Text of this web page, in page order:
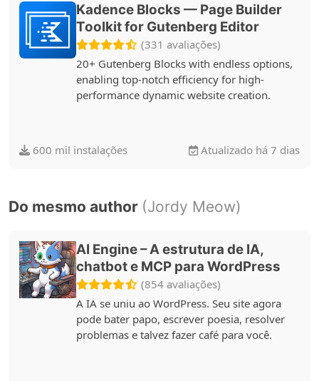
Kadence Blocks — Page Builder
Toolkit for Gutenberg Editor
(331 avaliações)
20+ Gutenberg Blocks with endless options,
enabling top-notch efficiency for high-
performance dynamic website creation.
600 mil instalações Atualizado há 7 dias
Do mesmo author (Jordy Meow)
AI Engine – A estrutura de IA,
chatbot e MCP para WordPress
(854 avaliações)
A IA se uniu ao WordPress. Seu site agora
pode bater papo, escrever poesia, resolver
problemas e talvez fazer café para você.